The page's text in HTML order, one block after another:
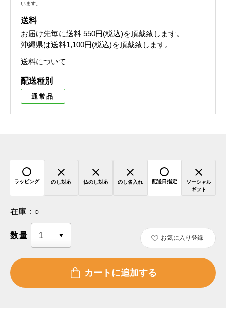
います。
送料
お届け先毎に送料 550円(税込)を頂戴致します。
沖縄県は送料1,100円(税込)を頂戴致します。
送料について
配送種別
通常品
ラッピング のし対応 仏のし対応 のし名入れ 配送日指定
ソーシャル
ギフト
在庫： ○
数量 お気に入り登録